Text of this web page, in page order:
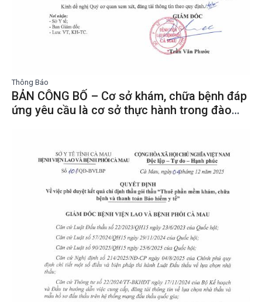
Thông Báo
BẢN CÔNG BỐ – Cơ sở khám, chữa bệnh đáp
ứng yêu cầu là cơ sở thực hành trong đào